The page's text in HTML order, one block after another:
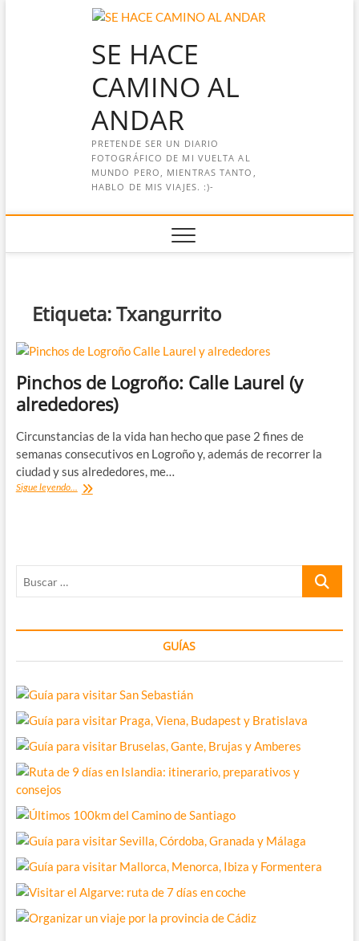
SE HACE
CAMINO AL
ANDAR
PRETENDE SER UN DIARIO
FOTOGRÁFICO DE MI VUELTA AL
MUNDO PERO, MIENTRAS TANTO,
HABLO DE MIS VIAJES. :)-
Etiqueta:Txangurrito
Pinchos de Logroño: Calle Laurel (y
alrededores)
Circunstancias de la vida han hecho que pase 2 fines de
semanas consecutivos en Logroño y, además de recorrer la
ciudad y sus alrededores, me…
Sigue leyendo... Pinchos
Buscar
GUÍAS